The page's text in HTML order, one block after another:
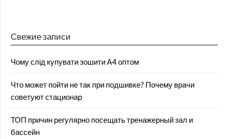
Свежие записи
Чому слід купувати зошити А4 оптом
Что может пойти не так при подшивке? Почему врачи
советуют стационар
ТОП причин регулярно посещать тренажерный зал и
бассейн